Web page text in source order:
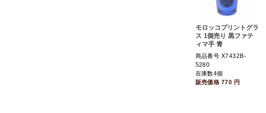
モロッコプリントグラ
ス 1個売り 黒ファテ
ィマ手 青
商品番号 X7432B-
5280
在庫数4個
販売価格 770 円